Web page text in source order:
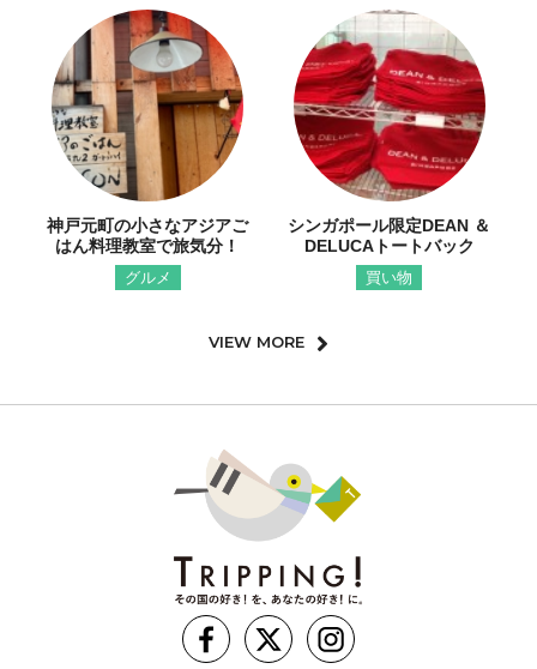
神戸元町の小さなアジアご
はん料理教室で旅気分！
グルメ
シンガポール限定DEAN ＆
DELUCAトートバック
買い物
VIEW MORE